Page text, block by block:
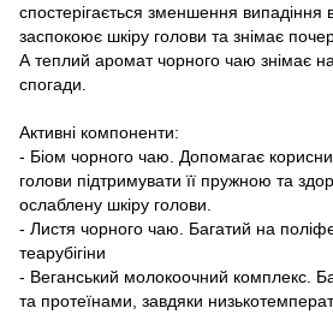
спостерігається зменшення випадіння
заспокоює шкіру голови та знімає
А теплий аромат чорного чаю знімає
спогади.
Активні компоненти:
- Біом чорного чаю. Допомагає
голови підтримувати її пружною та
ослаблену шкіру голови.
- Листя чорного чаю. Багатий на
теарубігіни
- Веганський молокоочний комплекс.
та протеїнами, завдяки